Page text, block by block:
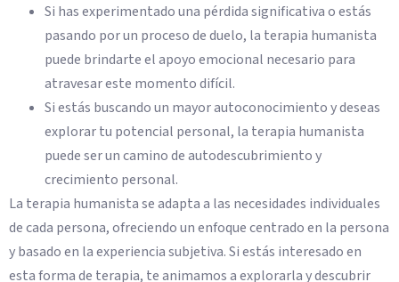
Si has experimentado una pérdida significativa o estás
pasando por un proceso de duelo, la terapia humanista
puede brindarte el apoyo emocional necesario para
atravesar este momento difícil.
Si estás buscando un mayor autoconocimiento y deseas
explorar tu potencial personal, la terapia humanista
puede ser un camino de autodescubrimiento y
crecimiento personal.
La terapia humanista se adapta a las necesidades individuales
de cada persona, ofreciendo un enfoque centrado en la persona
y basado en la experiencia subjetiva. Si estás interesado en
esta forma de terapia, te animamos a explorarla y descubrir